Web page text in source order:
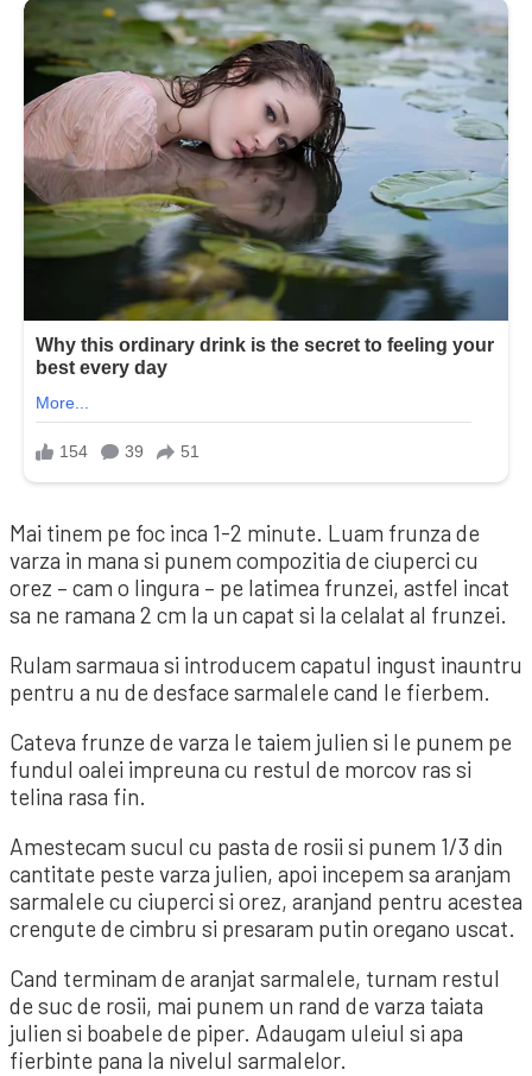
Mai tinem pe foc inca 1-2 minute. Luam frunza de
varza in mana si punem compozitia de ciuperci cu
orez – cam o lingura – pe latimea frunzei, astfel incat
sa ne ramana 2 cm la un capat si la celalat al frunzei.
Rulam sarmaua si introducem capatul ingust inauntru
pentru a nu de desface sarmalele cand le fierbem.
Cateva frunze de varza le taiem julien si le punem pe
fundul oalei impreuna cu restul de morcov ras si
telina rasa fin.
Amestecam sucul cu pasta de rosii si punem 1/3 din
cantitate peste varza julien, apoi incepem sa aranjam
sarmalele cu ciuperci si orez, aranjand pentru acestea
crengute de cimbru si presaram putin oregano uscat.
Cand terminam de aranjat sarmalele, turnam restul
de suc de rosii, mai punem un rand de varza taiata
julien si boabele de piper. Adaugam uleiul si apa
fierbinte pana la nivelul sarmalelor.